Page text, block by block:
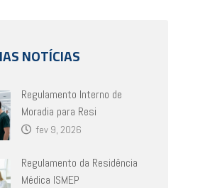
NOTÍCIAS
Regulamento Interno de
Moradia para Resi
fev 9, 2026
Regulamento da Residência
Médica ISMEP